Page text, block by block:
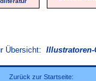
Übersicht: Illustratoren-
Zurück zur Startseite: